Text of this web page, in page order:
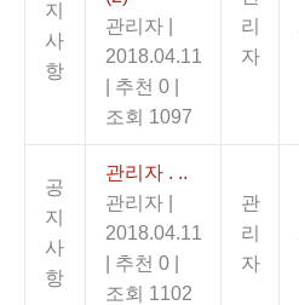
지
사
항
관리자
2018.04.11
추천 0
조회 1097
리
자
공
지
사
항
관리자 . ..
관리자
2018.04.11
추천 0
조회 1102
관
리
자